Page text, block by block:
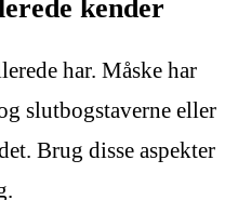
kender
har. Måske har
slutbogstaverne eller
Brug disse aspekter